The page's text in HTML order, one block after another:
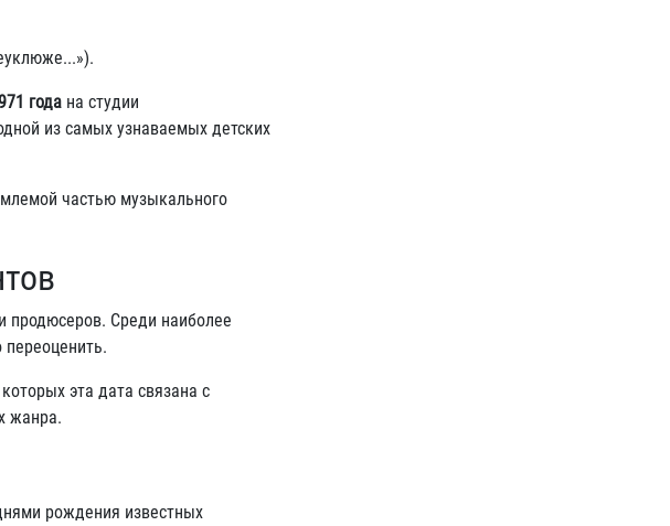
года на студии
из самых узнаваемых детских
частью музыкального
продюсеров. Среди наиболее
эта дата связана с
жанра.
рождения известных